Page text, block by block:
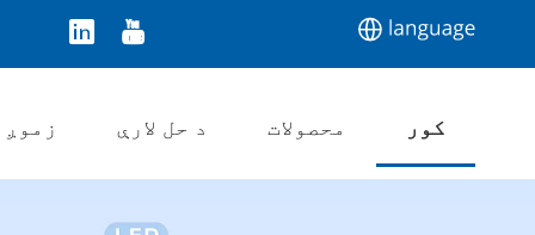
کور محصولات د حل لارې